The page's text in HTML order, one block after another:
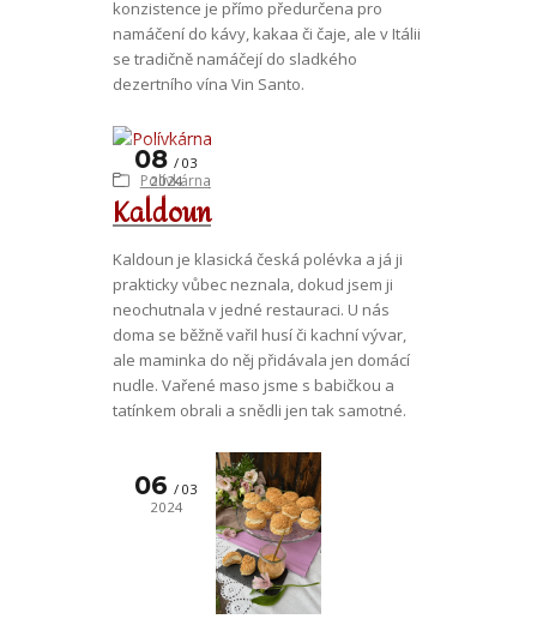
konzistence je přímo předurčena pro
namáčení do kávy, kakaa či čaje, ale v Itálii
se tradičně namáčejí do sladkého
dezertního vína Vin Santo.
Kaldoun
08
03
2024
Polívkárna
Kaldoun je klasická česká polévka a já ji
prakticky vůbec neznala, dokud jsem ji
neochutnala v jedné restauraci. U nás
doma se běžně vařil husí či kachní vývar,
ale maminka do něj přidávala jen domácí
nudle. Vařené maso jsme s babičkou a
tatínkem obrali a snědli jen tak samotné.
06
03
2024